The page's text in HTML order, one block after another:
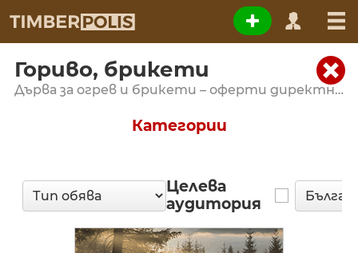
Гориво, брикети
Дърва за огрев и брикети – оферти директно от производителите
Категории
Целева
аудитория